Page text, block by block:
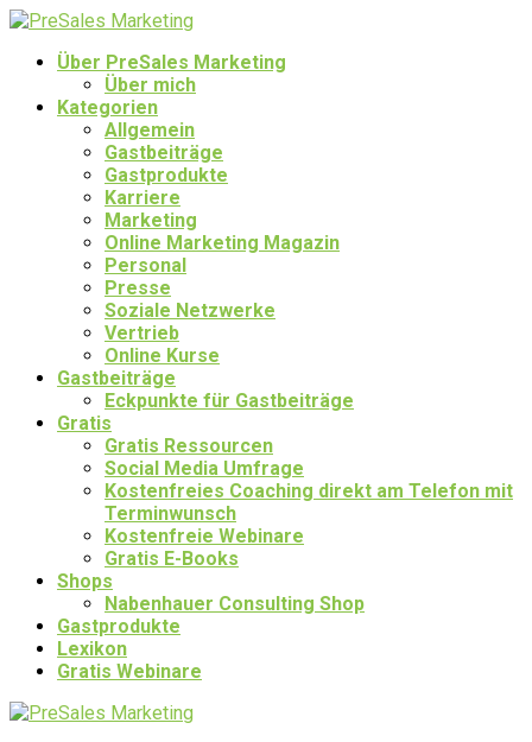
Über PreSales Marketing
Über mich
Kategorien
Allgemein
Gastbeiträge
Gastprodukte
Karriere
Marketing
Online Marketing Magazin
Personal
Presse
Soziale Netzwerke
Vertrieb
Online Kurse
Gastbeiträge
Eckpunkte für Gastbeiträge
Gratis
Gratis Ressourcen
Social Media Umfrage
Kostenfreies Coaching direkt am Telefon mit
Terminwunsch
Kostenfreie Webinare
Gratis E-Books
Shops
Nabenhauer Consulting Shop
Gastprodukte
Lexikon
Gratis Webinare